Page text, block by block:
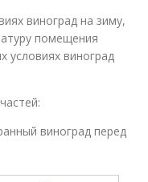
виноград на зиму,
помещения
условиях виноград
виноград перед